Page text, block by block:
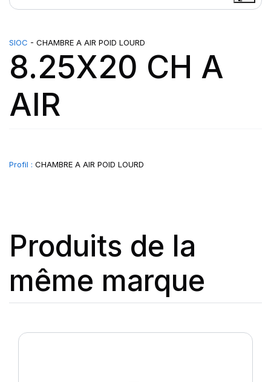
SIOC - CHAMBRE A AIR POID LOURD
8.25X20 CH A
AIR
Profil : CHAMBRE A AIR POID LOURD
Produits de la
même marque